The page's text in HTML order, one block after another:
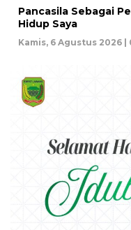
Pancasila Sebagai
Hidup Saya
Kamis, 6 Agustus 2026 |